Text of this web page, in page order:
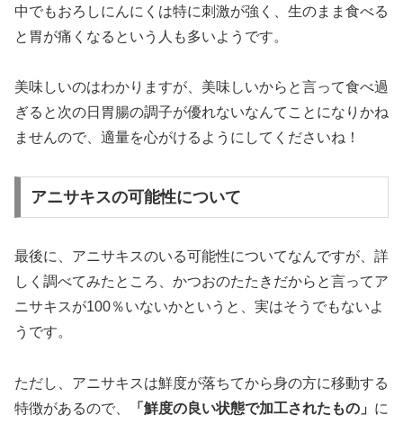
中でもおろしにんにくは特に刺激が強く、生のまま食べる
と胃が痛くなるという人も多いようです。
美味しいのはわかりますが、美味しいからと言って食べ過
ぎると次の日胃腸の調子が優れないなんてことになりかね
ませんので、適量を心がけるようにしてくださいね！
アニサキスの可能性について
最後に、アニサキスのいる可能性についてなんですが、詳
しく調べてみたところ、かつおのたたきだからと言ってア
ニサキスが100％いないかというと、実はそうでもないよ
うです。
ただし、アニサキスは鮮度が落ちてから身の方に移動する
特徴があるので、
「鮮度の良い状態で加工されたもの」 に